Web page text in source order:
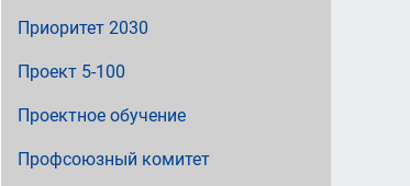
Приоритет 2030
Проект 5-100
Проектное обучение
Профсоюзный комитет